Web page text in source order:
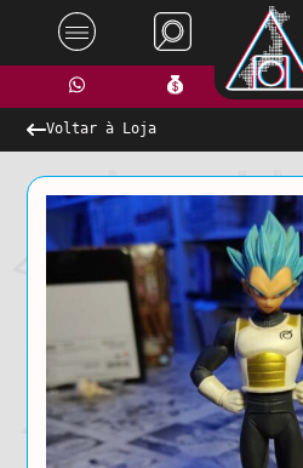
Voltar à Loja